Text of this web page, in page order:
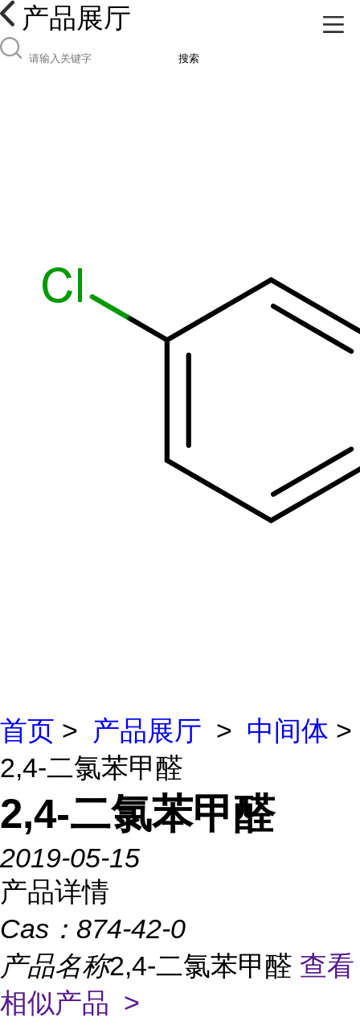
产品展厅
搜索
首页 > 产品展厅 > 中间体 >
2,4-二氯苯甲醛
2,4-二氯苯甲醛
2019-05-15
产品详情
Cas： 874-42-0
产品名称2,4-二氯苯甲醛 查看
相似产品 >